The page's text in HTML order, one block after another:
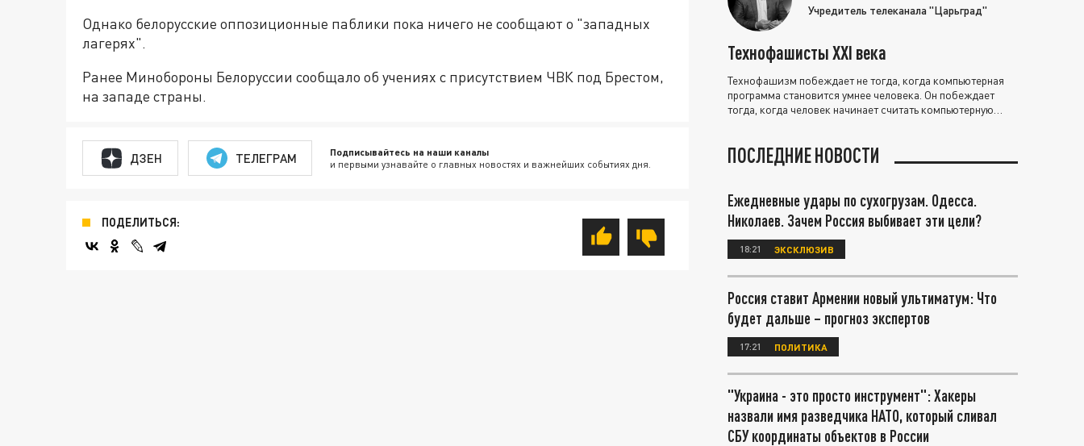
Однако белорусские оппозиционные паблики пока ничего не сообщают о "западных
лагерях".
Ранее Минобороны Белоруссии сообщало об учениях с присутствием ЧВК под Брестом,
на западе страны.
ДЗЕН ТЕЛЕГРАМ Подписывайтесь на наши каналы
и первыми узнавайте о главных новостях и важнейших событиях дня.
ПОДЕЛИТЬСЯ:
Учредитель телеканала "Царьград"
Технофашисты XXI века
Технофашизм побеждает не тогда, когда компьютерная
программа становится умнее человека. Он побеждает
тогда, когда человек начинает считать компьютерную
ПОСЛЕДНИЕ НОВОСТИ
Ежедневные удары по сухогрузам. Одесса.
Николаев. Зачем Россия выбивает эти цели?
18:21 ЭКСКЛЮЗИВ
Россия ставит Армении новый ультиматум: Что
будет дальше – прогноз экспертов
17:21 ПОЛИТИКА
"Украина - это просто инструмент": Хакеры
назвали имя разведчика НАТО, который сливал
СБУ координаты объектов в России